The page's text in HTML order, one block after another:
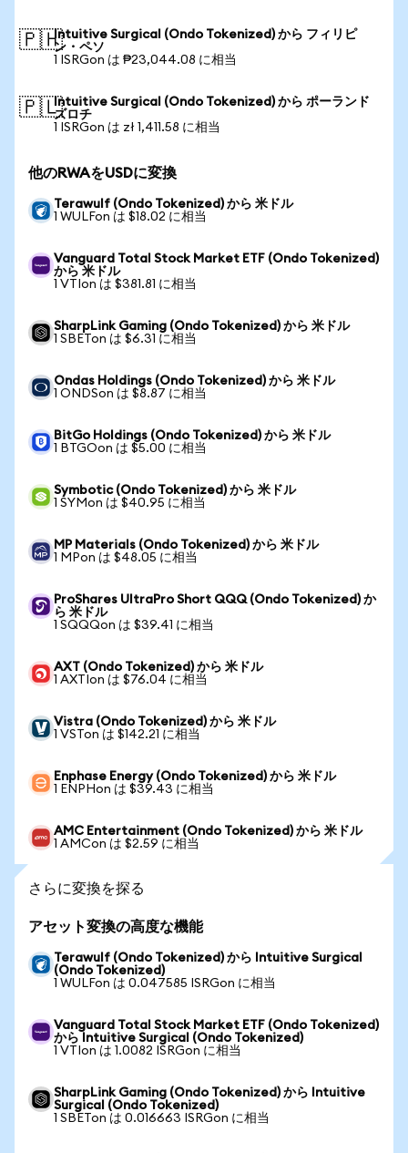
🇵🇭Intuitive Surgical (Ondo Tokenized) から フィリピ
ン・ペソ
1 ISRGon は ₱23,044.08 に相当
🇵🇱Intuitive Surgical (Ondo Tokenized) から ポーランド
ズロチ
1 ISRGon は zł 1,411.58 に相当
他のRWAをUSDに変換
Terawulf (Ondo Tokenized) から 米ドル
1 WULFon は $18.02 に相当
Vanguard Total Stock Market ETF (Ondo Tokenized)
から 米ドル
1 VTIon は $381.81 に相当
SharpLink Gaming (Ondo Tokenized) から 米ドル
1 SBETon は $6.31 に相当
Ondas Holdings (Ondo Tokenized) から 米ドル
1 ONDSon は $8.87 に相当
BitGo Holdings (Ondo Tokenized) から 米ドル
1 BTGOon は $5.00 に相当
Symbotic (Ondo Tokenized) から 米ドル
1 SYMon は $40.95 に相当
MP Materials (Ondo Tokenized) から 米ドル
1 MPon は $48.05 に相当
ProShares UltraPro Short QQQ (Ondo Tokenized) か
ら 米ドル
1 SQQQon は $39.41 に相当
AXT (Ondo Tokenized) から 米ドル
1 AXTIon は $76.04 に相当
Vistra (Ondo Tokenized) から 米ドル
1 VSTon は $142.21 に相当
Enphase Energy (Ondo Tokenized) から 米ドル
1 ENPHon は $39.43 に相当
AMC Entertainment (Ondo Tokenized) から 米ドル
1 AMCon は $2.59 に相当
さらに変換を探る
アセット変換の高度な機能
Terawulf (Ondo Tokenized) から Intuitive Surgical
(Ondo Tokenized)
1 WULFon は 0.047585 ISRGon に相当
Vanguard Total Stock Market ETF (Ondo Tokenized)
から Intuitive Surgical (Ondo Tokenized)
1 VTIon は 1.0082 ISRGon に相当
SharpLink Gaming (Ondo Tokenized) から Intuitive
Surgical (Ondo Tokenized)
1 SBETon は 0.016663 ISRGon に相当